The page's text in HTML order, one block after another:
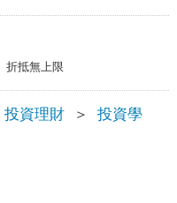
折抵無上限
投資理財 ＞ 投資學